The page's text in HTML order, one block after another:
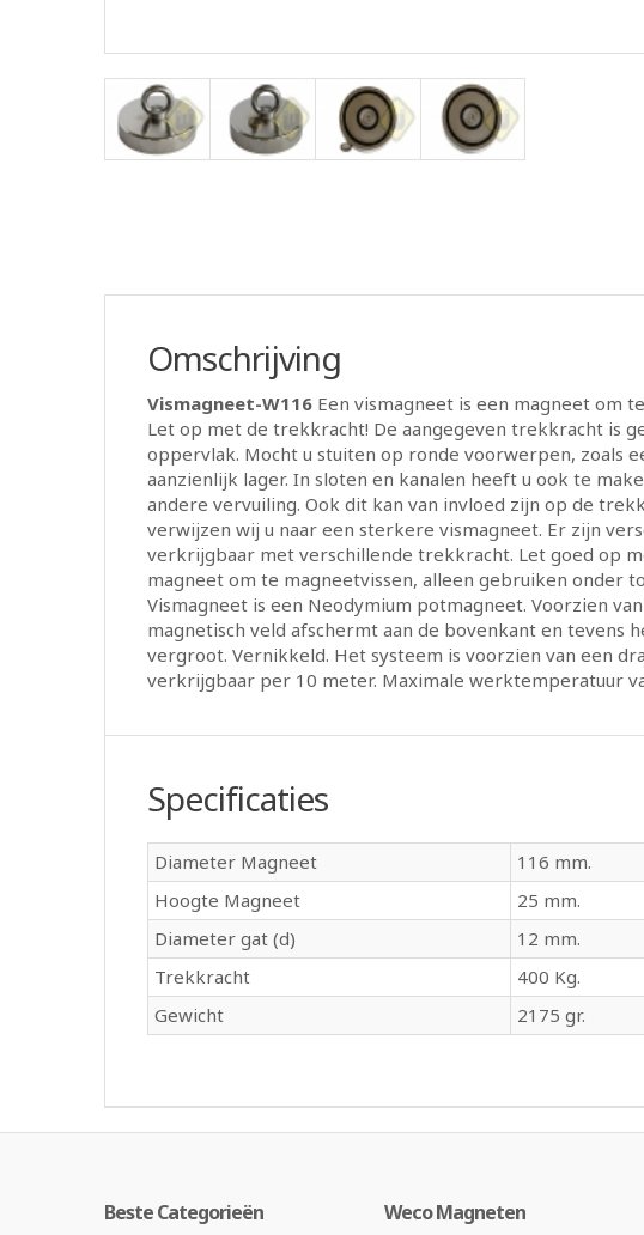
Omschrijving
Vismagneet-W116 Een vismagneet is een magneet om
Let op met de trekkracht! De aangegeven trekkracht is
oppervlak. Mocht u stuiten op ronde voorwerpen, zoals
aanzienlijk lager. In sloten en kanalen heeft u ook te
andere vervuiling. Ook dit kan van invloed zijn op de
verwijzen wij u naar een sterkere vismagneet. Er zijn
verkrijgbaar met verschillende trekkracht. Let goed op
magneet om te magneetvissen, alleen gebruiken onder
Vismagneet is een Neodymium potmagneet. Voorzien
magnetisch veld afschermt aan de bovenkant en tevens
vergroot. Vernikkeld. Het systeem is voorzien van een
verkrijgbaar per 10 meter. Maximale werktemperatuur
Specificaties
Diameter Magneet
116 mm.
Hoogte Magneet
25 mm.
Diameter gat (d)
12 mm.
Trekkracht
400 Kg.
Gewicht
2175 gr.
Beste Categorieën Weco Magneten